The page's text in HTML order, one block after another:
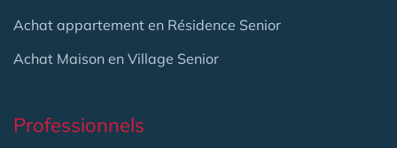
Achat appartement en Résidence Senior
Achat Maison en Village Senior
Professionnels